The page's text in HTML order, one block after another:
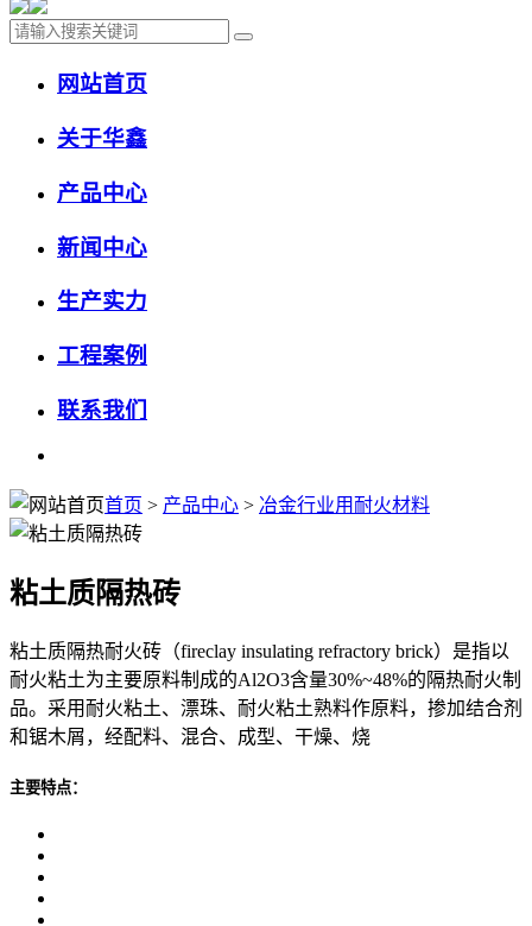
网站首页
关于华鑫
产品中心
新闻中心
生产实力
工程案例
联系我们
首页 > 产品中心 > 冶金行业用耐火材料
粘土质隔热砖
粘土质隔热耐火砖（fireclay insulating refractory brick）是指以
耐火粘土为主要原料制成的Al2O3含量30%~48%的隔热耐火制
品。采用耐火粘土、漂珠、耐火粘土熟料作原料，掺加结合剂
和锯木屑，经配料、混合、成型、干燥、烧
主要特点：